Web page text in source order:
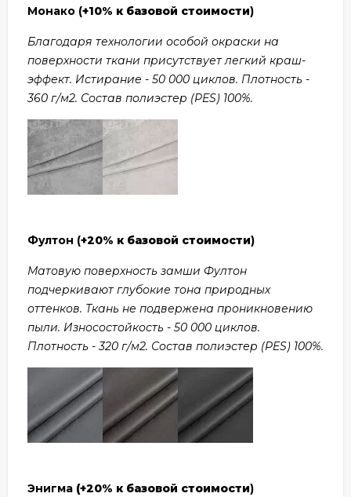
Монако (+10% к базовой стоимости)
Благодаря технологии особой окраски на
поверхности ткани присутствует легкий краш-
эффект. Истирание - 50 000 циклов. Плотность -
360 г/м2. Состав полиэстер (PES) 100%.
Фултон (+20% к базовой стоимости)
Матовую поверхность замши Фултон
подчеркивают глубокие тона природных
оттенков. Ткань не подвержена проникновению
пыли. Износостойкость - 50 000 циклов.
Плотность - 320 г/м2. Состав полиэстер (PES) 100%.
Энигма (+20% к базовой стоимости)